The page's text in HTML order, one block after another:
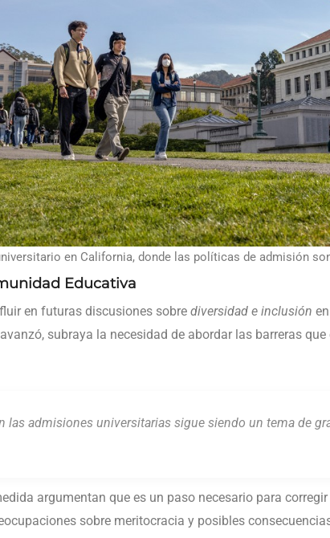
en California, donde las políticas de admisión
Educativa
en futuras discusiones sobre diversidad e inclusión
subraya la necesidad de abordar las barreras
las admisiones universitarias sigue siendo un tema de
argumentan que es un paso necesario para
sobre meritocracia y posibles